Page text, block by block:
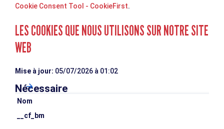
Cookie Consent Tool - CookieFirst.
LES COOKIES QUE NOUS UTILISONS SUR NOTRE SITE
WEB
Mise à jour: 05/07/2026 à 01:02
Nécessaire
Nom
__cf_bm